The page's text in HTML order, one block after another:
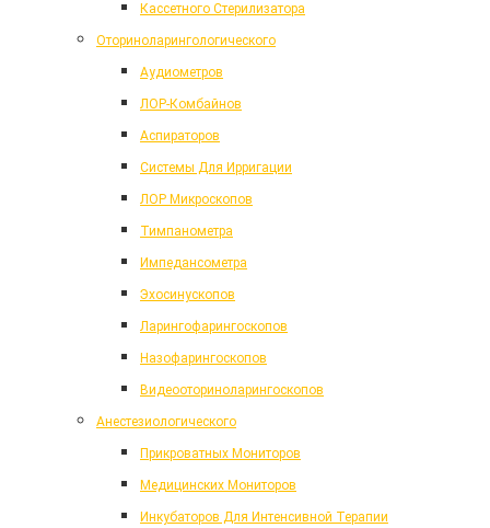
Кассетного Стерилизатора
Оториноларингологического
Аудиометров
ЛОР-Комбайнов
Аспираторов
Системы Для Ирригации
ЛОР Микроскопов
Тимпанометра
Импедансометра
Эхосинускопов
Ларингофарингоскопов
Назофарингоскопов
Видеооториноларингоскопов
Анестезиологического
Прикроватных Мониторов
Медицинских Мониторов
Инкубаторов Для Интенсивной Терапии